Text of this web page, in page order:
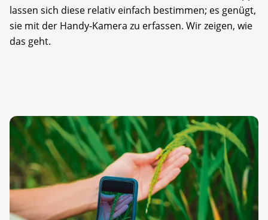
lassen sich diese relativ einfach bestimmen; es genügt,
sie mit der Handy-Kamera zu erfassen. Wir zeigen, wie
das geht.